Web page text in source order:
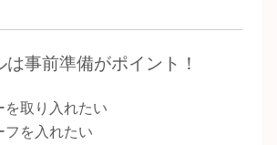
は事前準備がポイント！
を取り入れたい
フを入れたい